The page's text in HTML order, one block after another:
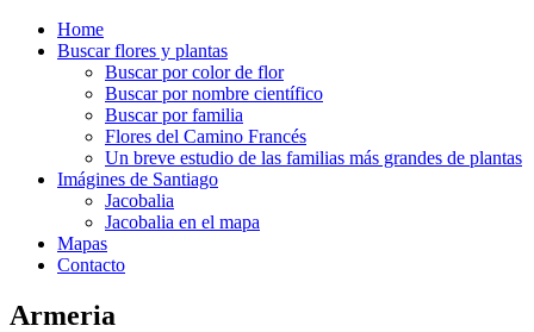
Home
Buscar flores y plantas
Buscar por color de flor
Buscar por nombre científico
Buscar por familia
Flores del Camino Francés
Un breve estudio de las familias más grandes de plantas
Imágines de Santiago
Jacobalia
Jacobalia en el mapa
Mapas
Contacto
Armeria